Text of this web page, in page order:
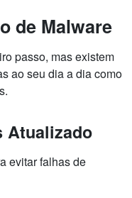
de Malware
passo, mas existem
ao seu dia a dia como
Atualizado
evitar falhas de